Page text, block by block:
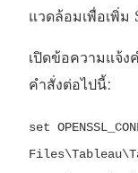
แวดล้อมเพื่อเพิ่ม
เปิดข้อความแจ้ง
คำสั่งต่อไปนี้:
set